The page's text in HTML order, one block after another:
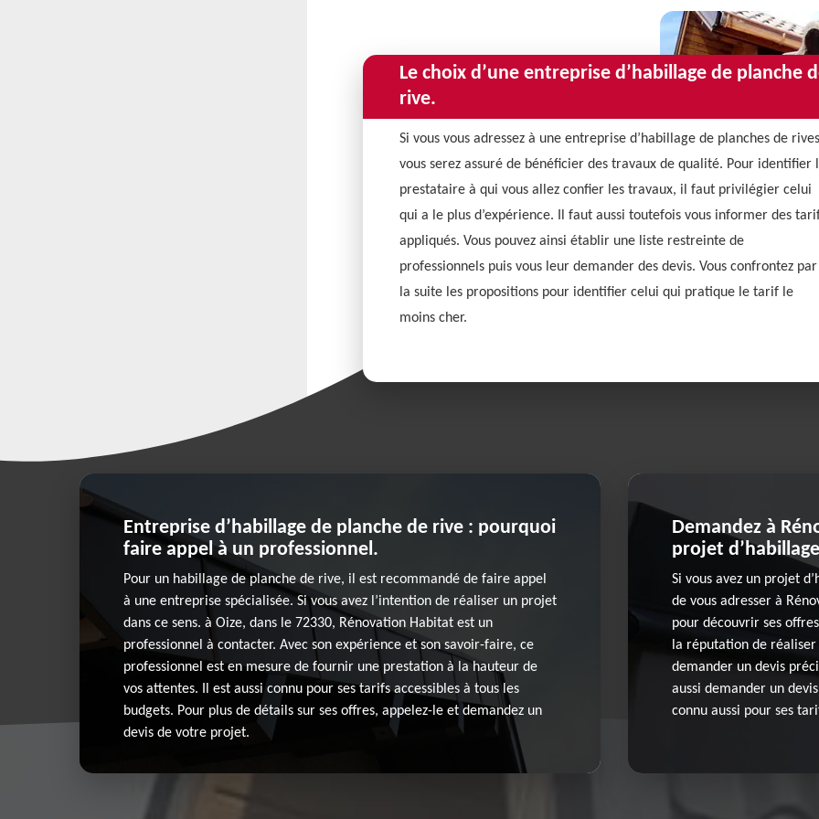
Le choix d’une entreprise d’habillage de planche
rive.
Si vous vous adressez à une entreprise d’habillage de planches de
vous serez assuré de bénéficier des travaux de qualité. Pour identifier
prestataire à qui vous allez confier les travaux, il faut privilégier celui
qui a le plus d’expérience. Il faut aussi toutefois vous informer des
appliqués. Vous pouvez ainsi établir une liste restreinte de
professionnels puis vous leur demander des devis. Vous confrontez par
la suite les propositions pour identifier celui qui pratique le tarif le
moins cher.
Entreprise d’habillage de planche de rive : pourquoi
faire appel à un professionnel.
Pour un habillage de planche de rive, il est recommandé de faire appel
à une entreprise spécialisée. Si vous avez l’intention de réaliser un projet
dans ce sens. à Oize, dans le 72330, Rénovation Habitat est un
professionnel à contacter. Avec son expérience et son savoir-faire, ce
professionnel est en mesure de fournir une prestation à la hauteur de
vos attentes. Il est aussi connu pour ses tarifs accessibles à tous les
budgets. Pour plus de détails sur ses offres, appelez-le et demandez un
devis de votre projet.
Demandez à
projet
Si vous avez un projet
de vous adresser à
pour découvrir ses
la réputation de
demander un devis
aussi demander un
connu aussi pour ses